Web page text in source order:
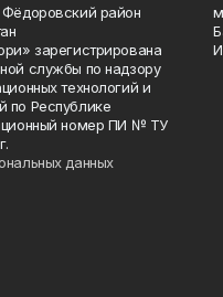
район
зарегистрирована
службы по надзору
технологий и
по Республике
номер ПИ № ТУ
данных